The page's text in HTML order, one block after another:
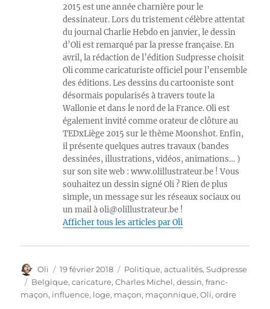
2015 est une année charnière pour le
dessinateur. Lors du tristement célèbre attentat
du journal Charlie Hebdo en janvier, le dessin
d’Oli est remarqué par la presse française. En
avril, la rédaction de l’édition Sudpresse choisit
Oli comme caricaturiste officiel pour l’ensemble
des éditions. Les dessins du cartooniste sont
désormais popularisés à travers toute la
Wallonie et dans le nord de la France. Oli est
également invité comme orateur de clôture au
TEDxLiège 2015 sur le thème Moonshot. Enfin,
il présente quelques autres travaux (bandes
dessinées, illustrations, vidéos, animations… )
sur son site web : www.olillustrateur.be ! Vous
souhaitez un dessin signé Oli ? Rien de plus
simple, un message sur les réseaux sociaux ou
un mail à oli@olillustrateur.be !
Afficher tous les articles par Oli
Auteur
Oli
Publié
le
19 février 2018 Catégories
Politique, actualités,Sudpresse
Étiquettes
Belgique,caricature,Charles Michel,dessin,franc-
maçon, influence, loge, maçon, maçonnique,Oli,ordre